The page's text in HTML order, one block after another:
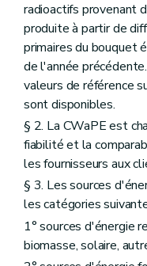
radioactifs provenant
produite à partir de
primaires du bouquet
de l'année
valeurs de référence
sont disponibles.
§ 2. La CWaPE est
fiabilité et la
les fournisseurs aux
§ 3. Les sources
les catégories
1° sources d'énergie
biomasse, solaire,